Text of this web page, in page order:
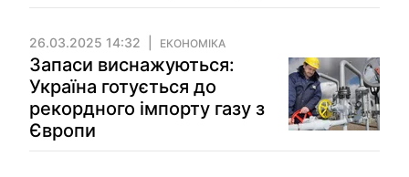
26.03.2025 14:32 ЕКОНОМІКА
Запаси виснажуються:
Україна готується до
рекордного імпорту газу з
Європи